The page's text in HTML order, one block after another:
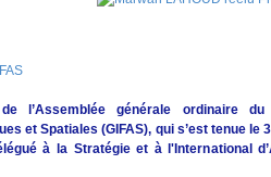
l’Assemblée générale ordinaire
et Spatiales (GIFAS), qui s’est tenue le
à la Stratégie et à l'International